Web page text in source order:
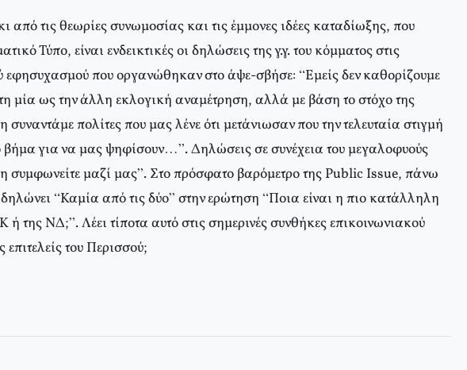
από τις θεωρίες συνωμοσίας και τις έμμονες ιδέες καταδίωξης, που
Τύπο, είναι ενδεικτικές οι δηλώσεις της γ.γ. του κόμματος στις
εφησυχασμού που οργανώθηκαν στο άψε-σβήσε: “Εμείς δεν καθορίζουμε
μία ως την άλλη εκλογική αναμέτρηση, αλλά με βάση το στόχο της
πολίτες που μας λένε ότι μετάνιωσαν που την τελευταία στιγμή
βήμα για να μας ψηφίσουν…”. Δηλώσεις σε συνέχεια του μεγαλοφυούς
συμφωνείτε μαζί μας”. Στο πρόσφατο βαρόμετρο της Public Issue, πάνω
“Καμία από τις δύο” στην ερώτηση “Ποια είναι η πιο κατάλληλη
της ΝΔ;”. Λέει τίποτα αυτό στις σημερινές συνθήκες επικοινωνιακού
του Περισσού;